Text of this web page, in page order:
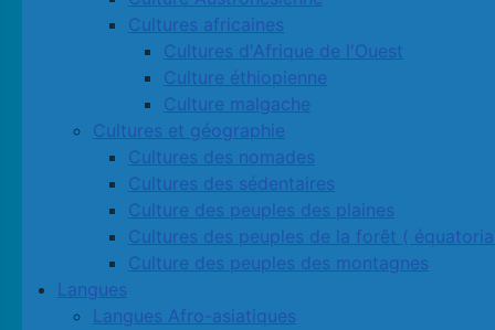
Cultures africaines
Cultures d'Afrique de l'Ouest
Culture éthiopienne
Culture malgache
Cultures et géographie
Cultures des nomades
Cultures des sédentaires
Culture des peuples des plaines
Cultures des peuples de la forêt (
Culture des peuples des montagnes
Langues
Langues Afro-asiatiques